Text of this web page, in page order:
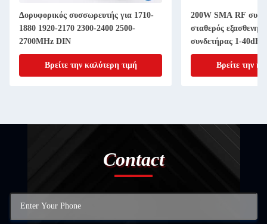
Δορυφορικός συσσωρευτής για 1710-
1880 1920-2170 2300-2400 2500-
2700MHz DIN
Βρείτε την καλύτερη τιμή
200W SMA RF
σταθερός
συνδετήρας 1-40dB
Βρείτε την
Contact